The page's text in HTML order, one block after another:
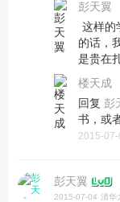
彭天翼
这样的
的话，
是贵在
楼天成
回复 彭
书，或
2015-
彭天翼
2015-07-04 清华